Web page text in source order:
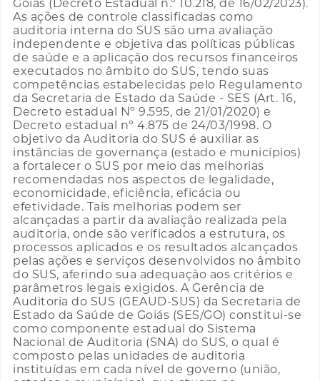
Goiás (Decreto Estadual n.º 10.218, de 16/02/2023).
As ações de controle classificadas como
auditoria interna do SUS são uma avaliação
independente e objetiva das políticas públicas
de saúde e a aplicação dos recursos financeiros
executados no âmbito do SUS, tendo suas
competências estabelecidas pelo Regulamento
da Secretaria de Estado da Saúde - SES (Art. 16,
Decreto estadual Nº 9.595, de 21/01/2020) e
Decreto estadual nº 4.875 de 24/03/1998. O
objetivo da Auditoria do SUS é auxiliar as
instâncias de governança (estado e municípios)
a fortalecer o SUS por meio das melhorias
recomendadas nos aspectos de legalidade,
economicidade, eficiência, eficácia ou
efetividade. Tais melhorias podem ser
alcançadas a partir da avaliação realizada pela
auditoria, onde são verificados a estrutura, os
processos aplicados e os resultados alcançados
pelas ações e serviços desenvolvidos no âmbito
do SUS, aferindo sua adequação aos critérios e
parâmetros legais exigidos. A Gerência de
Auditoria do SUS (GEAUD-SUS) da Secretaria de
Estado da Saúde de Goiás (SES/GO) constitui-se
como componente estadual do Sistema
Nacional de Auditoria (SNA) do SUS, o qual é
composto pelas unidades de auditoria
instituídas em cada nível de governo (união,